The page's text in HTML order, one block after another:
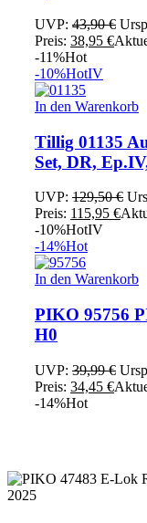
UVP: 43,90€
Preis: 38,95 €
-11%Hot
-10%HotIV
In den Warenkorb
Tillig 01135
Set, DR,
UVP: 129,50€
Preis: 115,95 €
-10%HotIV
-14%Hot
In den Warenkorb
PIKO 95756
H0
UVP: 39,99€
Preis: 34,45 €
-14%Hot